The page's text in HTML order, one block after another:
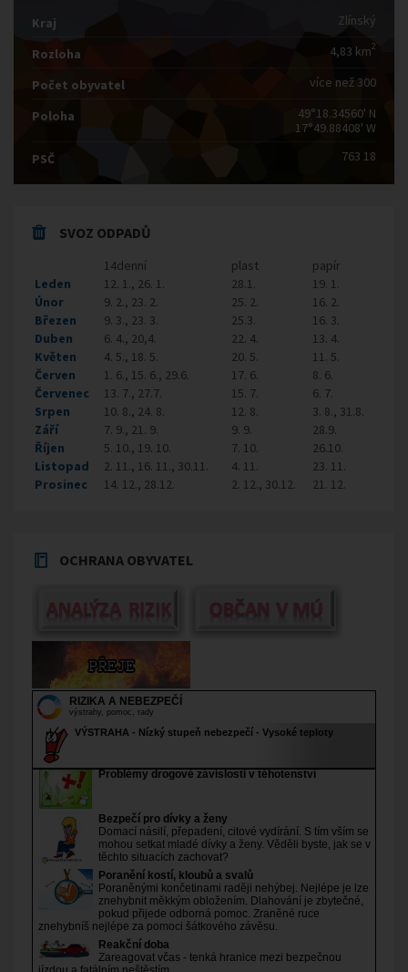
Kraj Zlínský
Rozloha 4,83 km2
Počet obyvatel více než 300
Poloha
49°18.34560' N
17°49.88408' W
PSČ
763 18
SVOZ ODPADŮ
14denní plast
papír
Leden
12. 1., 26. 1. 28.1.
19. 1.
Únor
9. 2., 23. 2. 25. 2.
16. 2.
Březen
9. 3., 23. 3. 25.3.
16. 3.
Duben
6. 4., 20,4. 22. 4.
13. 4.
Květen
4. 5., 18. 5. 20. 5.
11. 5.
Červen
1. 6., 15. 6., 29.6. 17. 6.
8. 6.
Červenec
13. 7., 27.7. 15. 7.
6. 7.
Srpen
10. 8., 24. 8. 12. 8.
3. 8., 31.8.
Září
7. 9., 21. 9. 9. 9.
28.9.
Říjen
5. 10., 19. 10. 7. 10.
26.10.
Listopad
2. 11., 16. 11., 30.11. 4. 11.
23. 11.
Prosinec
14. 12., 28.12. 2. 12., 30.12. 21. 12.
OCHRANA OBYVATEL